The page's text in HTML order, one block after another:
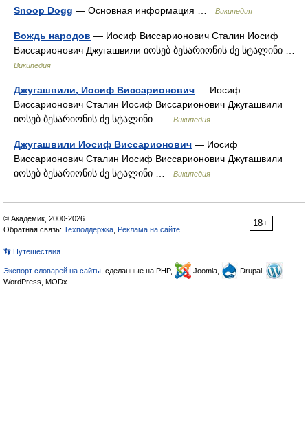
Snoop Dogg — Основная информация … Википедия
Вождь народов — Иосиф Виссарионович Сталин Иосиф
Виссарионович Джугашвили იოსებ ბესარიონის ძე სტალინი …
Википедия
Джугашвили, Иосиф Виссарионович — Иосиф
Виссарионович Сталин Иосиф Виссарионович Джугашвили
იოსებ ბესარიონის ძე სტალინი …
Википедия
Джугашвили Иосиф Виссарионович — Иосиф
Виссарионович Сталин Иосиф Виссарионович Джугашвили
იოსებ ბესარიონის ძე სტალინი …
Википедия
18+
© Академик, 2000-2026
Обратная связь: Техподдержка Реклама на сайте
👣 Путешествия
Экспорт словарей на сайты , сделанные на PHP, Joomla,
Drupal,
WordPress, MODx.